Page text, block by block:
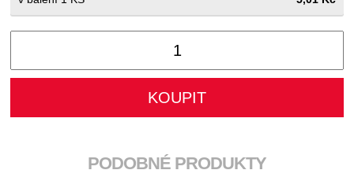
PODOBNÉ PRODUKTY